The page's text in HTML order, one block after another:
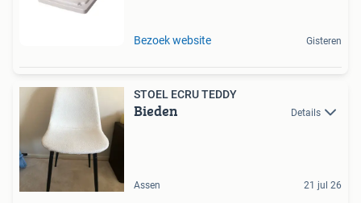
Bezoek website Gisteren
STOEL ECRU TEDDY
Bieden Details
Assen 21 jul 26